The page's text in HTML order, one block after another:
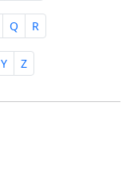
Q R
Y Z